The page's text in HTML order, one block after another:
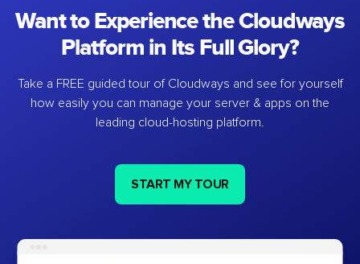
Want to Experience the Cloudways
Platform in Its Full Glory?
Take a FREE guided tour of Cloudways and see for yourself
how easily you can manage your server & apps on the
leading cloud-hosting platform.
START MY TOUR